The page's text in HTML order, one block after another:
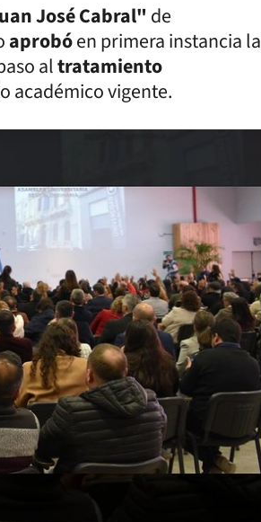
José Cabral"de
aprobóen primera instancia la
altratamiento
académico vigente.